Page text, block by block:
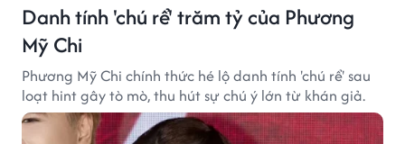
Danh tính 'chú rể' trăm tỷ của Phương
Mỹ Chi
Phương Mỹ Chi chính thức hé lộ danh tính 'chú rể' sau
loạt hint gây tò mò, thu hút sự chú ý lớn từ khán giả.